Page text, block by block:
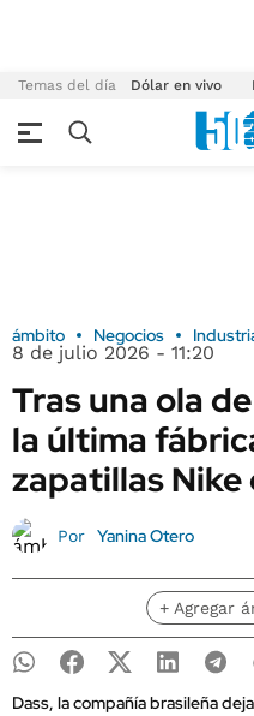
Temas del día Dólar en vivo
ámbito Negocios
8 de julio 2026 - 11:20
Tras una ola
la última
zapatillas
Por Yanina Otero
+ Agregar
Dass, la compañía brasileña